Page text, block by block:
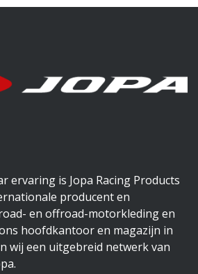
ervaring is Jopa Racing Products
producent en
en offroad-motorkleding en
hoofdkantoor en magazijn in
wij een uitgebreid netwerk van